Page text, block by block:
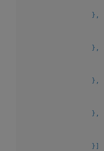
} ,
} ,
} ,
} ,
}